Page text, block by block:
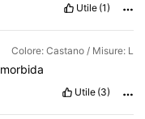
Utile (1)
Colore: Castano / Misure: L
morbida
Utile (3)